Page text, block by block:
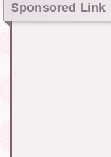
Sponsored Link